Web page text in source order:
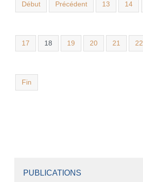
Début Précédent 13 14
17 18 19 20 21 22
Fin
PUBLICATIONS